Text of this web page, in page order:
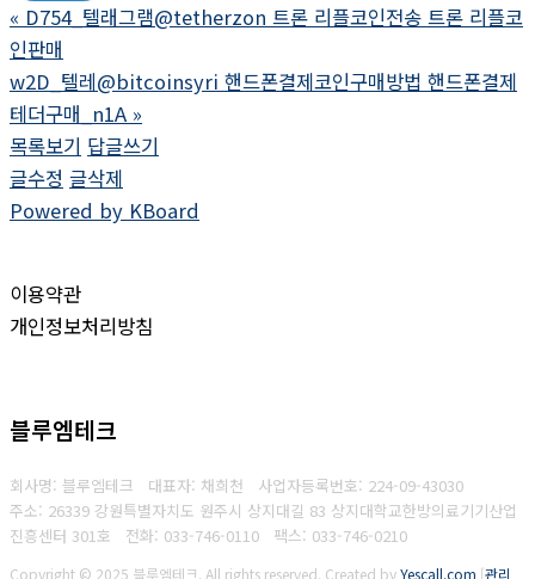
« D754_텔래그램@tetherzon 트론 리플코인전송 트론 리플코
인판매
w2D_텔레@bitcoinsyri 핸드폰결제코인구매방법 핸드폰결제
테더구매_n1A »
목록보기 답글쓰기
글수정 글삭제
Powered by KBoard
이용약관
개인정보처리방침
블루엠테크
회사명: 블루엠테크 대표자: 채희천 사업자등록번호: 224-09-43030
주소: 26339 강원특별자치도 원주시 상지대길 83 상지대학교한방의료기기산업
진흥센터 301호 전화: 033-746-0110 팩스: 033-746-0210
Copyright © 2025 블루엠테크. All rights reserved. Created byYescall.com [관리